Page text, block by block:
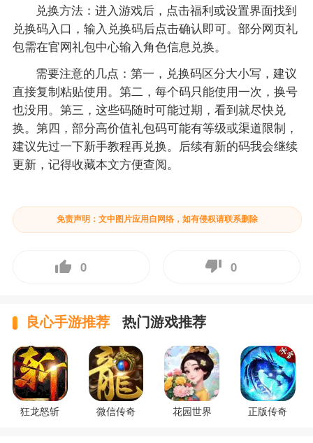
兑换方法：进入游戏后，点击福利或设置界面找到
兑换码入口，输入兑换码后点击确认即可。部分网页礼
包需在官网礼包中心输入角色信息兑换。
需要注意的几点：第一，兑换码区分大小写，建议
直接复制粘贴使用。第二，每个码只能使用一次，换号
也没用。第三，这些码随时可能过期，看到就尽快兑
换。第四，部分高价值礼包码可能有等级或渠道限制，
建议先过一下新手教程再兑换。后续有新的码我会继续
更新，记得收藏本文方便查阅。
免责声明：文中图片应用自网络，如有侵权请联系删除
0 0
良心手游推荐 热门游戏推荐
狂龙怒斩 微信传奇 花园世界 正版传奇